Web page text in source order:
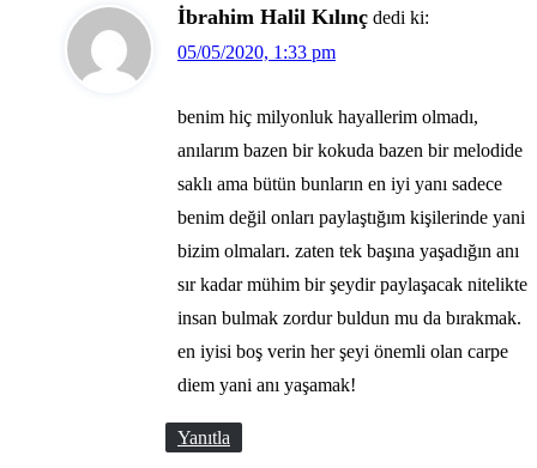
İbrahim Halil Kılınç dedi ki:
05/05/2020, 1:33 pm
benim hiç milyonluk hayallerim olmadı,
anılarım bazen bir kokuda bazen bir melodide
saklı ama bütün bunların en iyi yanı sadece
benim değil onları paylaştığım kişilerinde yani
bizim olmaları. zaten tek başına yaşadığın anı
sır kadar mühim bir şeydir paylaşacak nitelikte
insan bulmak zordur buldun mu da bırakmak.
en iyisi boş verin her şeyi önemli olan carpe
diem yani anı yaşamak!
Yanıtla